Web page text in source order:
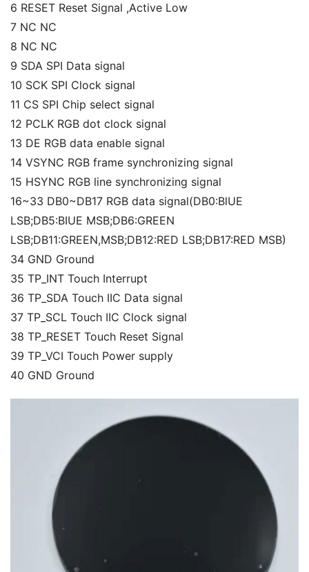
6 RESET Reset Signal ,Active Low
7 NC NC
8 NC NC
9 SDA SPI Data signal
10 SCK SPI Clock signal
11 CS SPI Chip select signal
12 PCLK RGB dot clock signal
13 DE RGB data enable signal
14 VSYNC RGB frame synchronizing signal
15 HSYNC RGB line synchronizing signal
16~33 DB0~DB17 RGB data signal(DB0:BlUE
LSB;DB5:BIUE MSB;DB6:GREEN
LSB;DB11:GREEN,MSB;DB12:RED LSB;DB17:RED MSB)
34 GND Ground
35 TP_INT Touch Interrupt
36 TP_SDA Touch IIC Data signal
37 TP_SCL Touch IIC Clock signal
38 TP_RESET Touch Reset Signal
39 TP_VCI Touch Power supply
40 GND Ground